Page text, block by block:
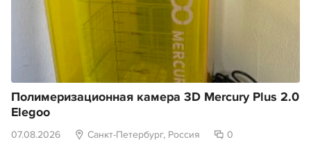
Полимеризационная камера 3D Mercury Plus 2.0
Elegoo
07.08.2026 Санкт-Петербург, Россия 0